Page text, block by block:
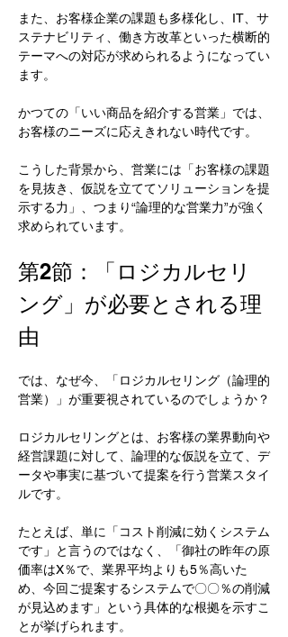
また、お客様企業の課題も多様化し、IT、サ
ステナビリティ、働き方改革といった横断的
テーマへの対応が求められるようになってい
ます。
かつての「いい商品を紹介する営業」では、
お客様のニーズに応えきれない時代です。
こうした背景から、営業には「お客様の課題
を見抜き、仮説を立ててソリューションを提
示する力」、つまり“論理的な営業力”が強く
求められています。
第2節：「ロジカルセリ
ング」が必要とされる理
由
では、なぜ今、「ロジカルセリング（論理的
営業）」が重要視されているのでしょうか？
ロジカルセリングとは、お客様の業界動向や
経営課題に対して、論理的な仮説を立て、デ
ータや事実に基づいて提案を行う営業スタイ
ルです。
たとえば、単に「コスト削減に効くシステム
です」と言うのではなく、「御社の昨年の原
価率はX％で、業界平均よりも5％高いた
め、今回ご提案するシステムで〇〇％の削減
が見込めます」という具体的な根拠を示すこ
とが挙げられます。